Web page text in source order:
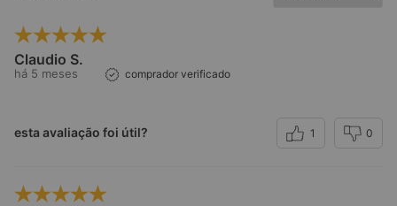
Claudio S.
há 5 meses comprador verificado
esta avaliação foi útil? 1 0